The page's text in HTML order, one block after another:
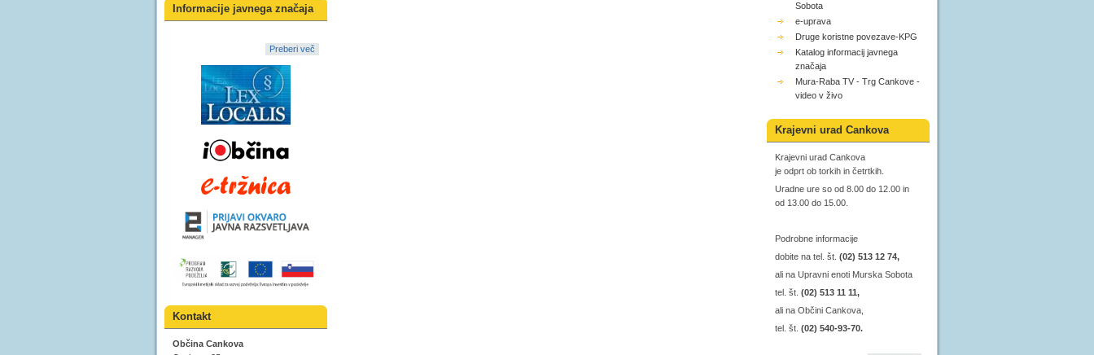
Informacije javnega značaja
Preberi več
Kontakt
Občina Cankova
Sobota
e-uprava
Druge koristne povezave-KPG
Katalog informacij javnega
značaja
Mura-Raba TV - Trg Cankove -
video v živo
Krajevni urad Cankova
Krajevni urad Cankova
je odprt ob torkih in četrtkih.
Uradne ure so od 8.00 do 12.00 in
od 13.00 do 15.00.
Podrobne informacije
dobite na tel. št. (02) 513 12 74,
ali na Upravni enoti Murska Sobota
tel. št. (02) 513 11 11,
ali na Občini Cankova,
tel. št. (02) 540-93-70.